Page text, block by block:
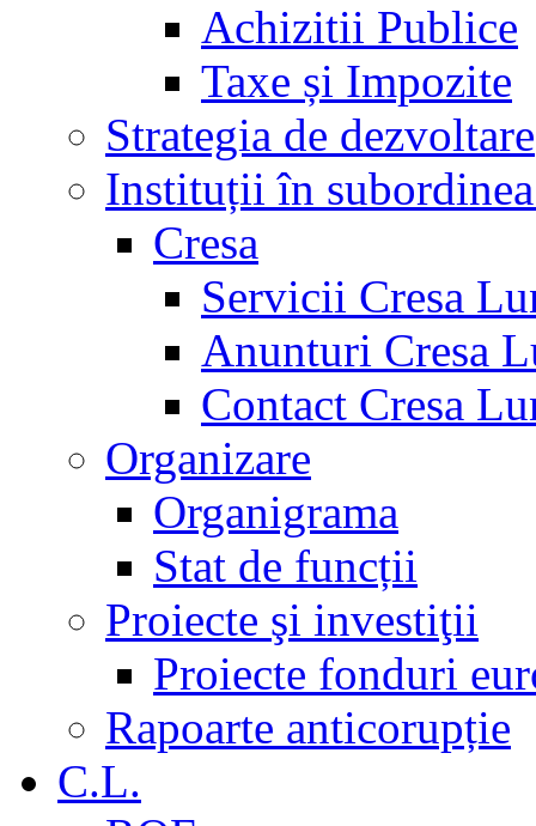
Achizitii Publice
Taxe și Impozite
Strategia de dezvoltare
Instituții în
Cresa
Servicii Cresa
Anunturi Cresa
Contact Cresa
Organizare
Organigrama
Stat de funcții
Proiecte şi investiţii
Proiecte fonduri
Rapoarte anticorupție
C.L.